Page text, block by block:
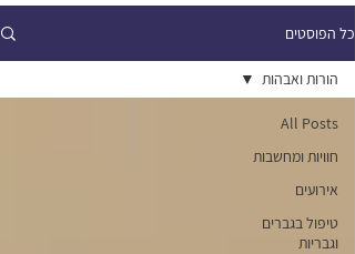
כל הפוסטים
All Posts
חוויות ומחשבות
אירועים
טיפול בגברים
וגבריות
הורות ואבהות